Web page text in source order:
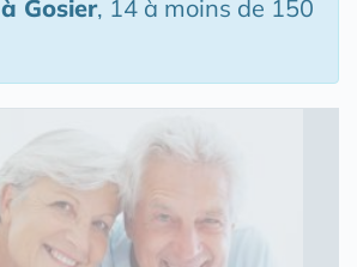
à Gosier, 14 à moins de 150